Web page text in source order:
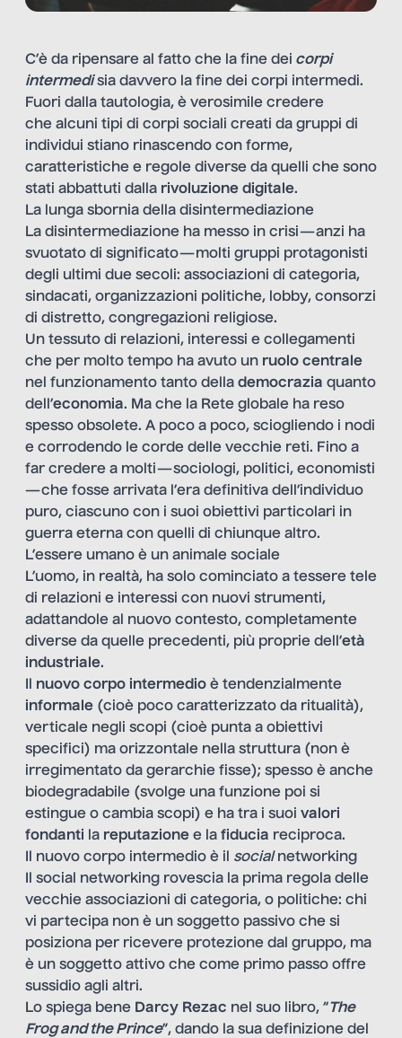
C’è da ripensare al fatto che la fine dei corpi
intermedisia davvero la fine dei corpi intermedi.
Fuori dalla tautologia, è verosimile credere
che alcuni tipi di corpi sociali creati da gruppi di
individui stiano rinascendo con forme,
caratteristiche e regole diverse da quelli che sono
stati abbattuti dalla rivoluzione digitale.
La lunga sbornia della disintermediazione
La disintermediazione ha messo in crisi — anzi ha
svuotato di significato — molti gruppi protagonisti
degli ultimi due secoli: associazioni di categoria,
sindacati, organizzazioni politiche, lobby, consorzi
di distretto, congregazioni religiose.
Un tessuto di relazioni, interessi e collegamenti
che per molto tempo ha avuto un ruolo centrale
nel funzionamento tanto della democrazia quanto
dell’economia. Ma che la Rete globale ha reso
spesso obsolete. A poco a poco, sciogliendo i nodi
e corrodendo le corde delle vecchie reti. Fino a
far credere a molti — sociologi, politici, economisti
— che fosse arrivata l’era definitiva dell’individuo
puro, ciascuno con i suoi obiettivi particolari in
guerra eterna con quelli di chiunque altro.
L’essere umano è un animale sociale
L’uomo, in realtà, ha solo cominciato a tessere tele
di relazioni e interessi con nuovi strumenti,
adattandole al nuovo contesto, completamente
diverse da quelle precedenti, più proprie dell’età
industriale.
nuovo corpo intermedio è tendenzialmente
informale (cioè poco caratterizzato da ritualità),
verticale negli scopi (cioè punta a obiettivi
specifici) ma orizzontale nella struttura (non è
irregimentato da gerarchie fisse); spesso è anche
biodegradabile (svolge una funzione poi si
estingue o cambia scopi) e ha tra i suoi valori
fondanti la reputazione e la fiducia reciproca.
Il nuovo corpo intermedio è il socialnetworking
Il social networking rovescia la prima regola delle
vecchie associazioni di categoria, o politiche: chi
vi partecipa non è un soggetto passivo che si
posiziona per ricevere protezione dal gruppo, ma
è un soggetto attivo che come primo passo offre
sussidio agli altri.
Lo spiega bene Darcy Rezac nel suo libro, “The
Frog and the Prince”, dando la sua definizione del